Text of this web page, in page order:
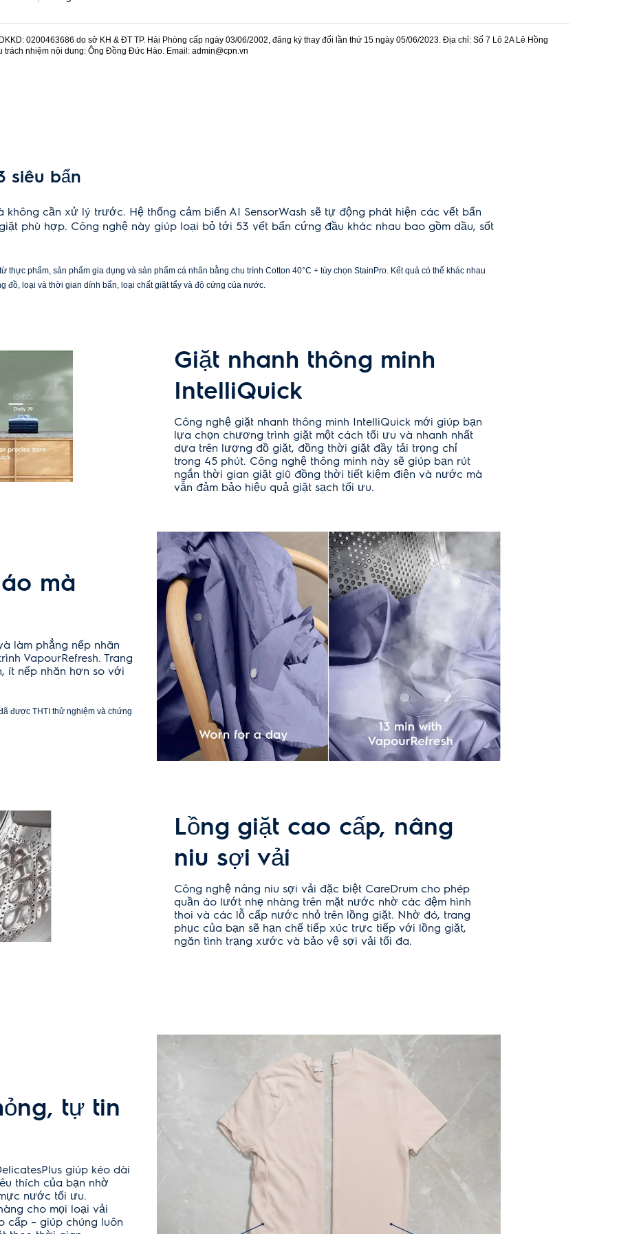
tuổi thọ cho những bộ quần áo yêu thích của bạn nhờ chuyển
chăm sóc nhẹ nhàng cho mọi loại vải mỏng, bao gồm cả vải
do giặt theo thời gian.
cũng được ghi nhận giảm, đảm bảo quần áo được vệ sinh sạch
chăm sóc quần áo hiệu quả.
0200463686 do sở KH & ĐT TP. Hải Phòng cấp ngày 03/06/2002, đăng ký thay đổi lần thứ 15 ngày 05/06/2023. Địa chỉ: Số 7 Lô 2A Lê Hồng
trách nhiệm nội dung: Ông Đồng Đức Hào. Email: admin@cpn.vn
siêu bẩn
không cần xử lý trước. Hệ thống cảm biến AI SensorWash sẽ tự động phát hiện các vết bẩn
phù hợp. Công nghệ này giúp loại bỏ tới 53 vết bẩn cứng đầu khác nhau bao gồm dầu, sốt
phẩm, sản phẩm gia dụng và sản phẩm cá nhân bằng chu trình Cotton 40°C + tùy chọn StainPro. Kết quả có thể khác nhau
đồ, loại và thời gian dính bẩn, loại chất giặt tẩy và độ cứng của nước.
Giặt nhanh thông minh
IntelliQuick
Công nghệ giặt nhanh thông minh IntelliQuick mới giúp bạn
lựa chọn chương trình giặt một cách tối ưu và nhanh nhất
dựa trên lượng đồ giặt, đồng thời giặt đầy tải trọng chỉ
trong 45 phút. Công nghệ thông minh này sẽ giúp bạn rút
ngắn thời gian giặt giũ đồng thời tiết kiệm điện và nước mà
vẫn đảm bảo hiệu quả giặt sạch tối ưu.
mà
làm phẳng nếp nhăn
VapourRefresh. Trang
ít nếp nhăn hơn so với
được THTI thử nghiệm và chứng
Lồng giặt cao cấp, nâng
niu sợi vải
Công nghệ nâng niu sợi vải đặc biệt CareDrum cho phép
quần áo lướt nhẹ nhàng trên mặt nước nhờ các đệm hình
thoi và các lỗ cấp nước nhỏ trên lồng giặt. Nhờ đó, trang
phục của bạn sẽ hạn chế tiếp xúc trực tiếp với lồng giặt,
ngăn tình trạng xước và bảo vệ sợi vải tối đa.
tự tin
giúp kéo dài
thích của bạn nhờ
nước tối ưu.
cho mọi loại vải
cấp – giúp chúng luôn